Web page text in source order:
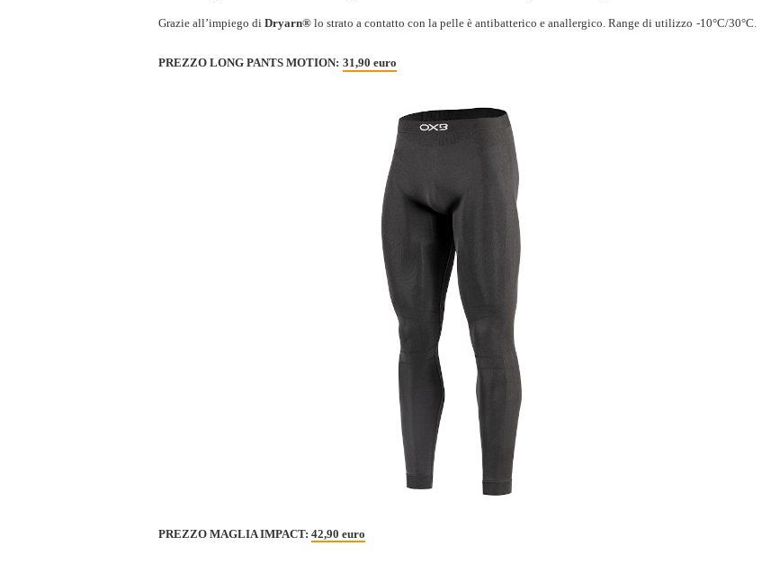
Grazie all’impiego di Dryarn® lo strato a contatto con la pelle è antibatterico e anallergico. Range di utilizzo -10°C/30°C.
PREZZO LONG PANTS MOTION: 31,90 euro
PREZZO MAGLIA IMPACT: 42,90 euro